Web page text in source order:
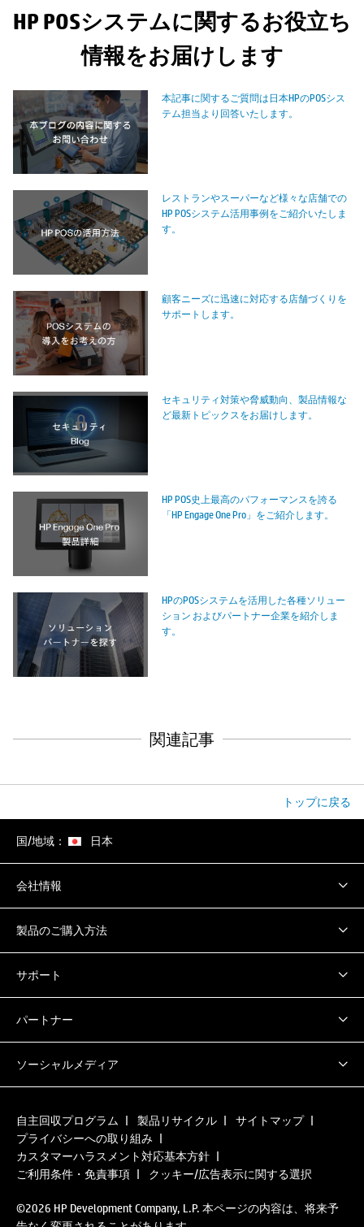
HP POSシステムに関するお役立ち
情報をお届けします
本記事に関するご質問は日本HPのPOSシス
テム担当より回答いたします。
レストランやスーパーなど様々な店舗での
HP POSシステム活用事例をご紹介いたしま
す。
顧客ニーズに迅速に対応する店舗づくりを
サポートします。
セキュリティ対策や脅威動向、製品情報な
ど最新トピックスをお届けします。
HP POS史上最高のパフォーマンスを誇る
「HP Engage One Pro」をご紹介します。
HPのPOSシステムを活用した各種ソリュー
ション およびパートナー企業を紹介しま
す。
関連記事
トップに戻る
国/地域： 日本
会社情報
製品のご購入方法
サポート
パートナー
ソーシャルメディア
自主回収プログラム 製品リサイクル
サイトマップ
プライバシーへの取り組み
カスタマーハラスメント対応基本方針
ご利用条件・免責事項
クッキー/広告表示に関する選択
©2026 HP Development Company, L.P. 本ページの内容は、将来予